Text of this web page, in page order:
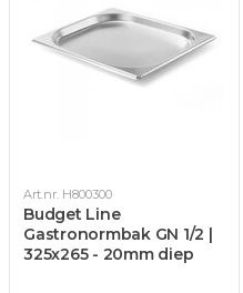
Art.nr. H800300
Budget Line
Gastronormbak GN 1/2 |
325x265 - 20mm diep